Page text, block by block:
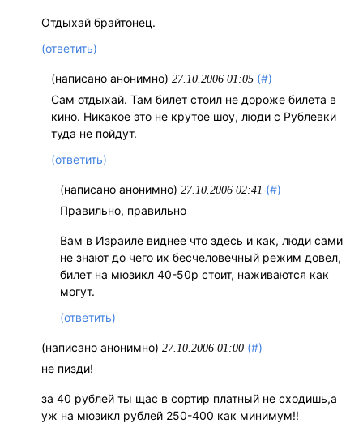
Отдыхай брайтонец.
(ответить)
(написано анонимно) 27.10.2006 01:05 (#)
Сам отдыхай. Там билет стоил не дороже билета в
кино. Никакое это не крутое шоу, люди с Рублевки
туда не пойдут.
(ответить)
(написано анонимно)27.10.2006 02:41 (#)
Правильно, правильно
Вам в Израиле виднее что здесь и как, люди сами
не знают до чего их бесчеловечный режим довел,
билет на мюзикл 40-50р стоит, наживаются как
могут.
(ответить)
(написано анонимно)27.10.2006 01:00 (#)
не пизди!
за 40 рублей ты щас в сортир платный не сходишь,а
уж на мюзикл рублей 250-400 как минимум!!